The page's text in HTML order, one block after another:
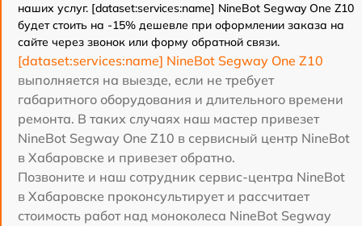
наших услуг. [dataset:services:name] NineBot Segway One Z10
будет стоить на -15% дешевле при оформлении заказа на
сайте через звонок или форму обратной связи.
[dataset:services:name] NineBot Segway One Z10
выполняется на выезде, если не требует
габаритного оборудования и длительного времени
ремонта. В таких случаях наш мастер привезет
NineBot Segway One Z10 в сервисный центр NineBot
в Хабаровске и привезет обратно.
Позвоните и наш сотрудник сервис-центра NineBot
в Хабаровске проконсультирует и рассчитает
стоимость работ над моноколеса NineBot Segway